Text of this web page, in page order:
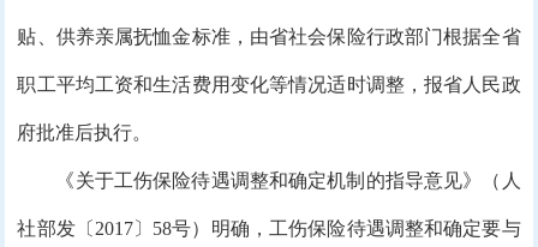
贴、供养亲属抚恤金标准，由省社会保险行政部门根据全省
职工平均工资和生活费用变化等情况适时调整，报省人民政
府批准后执行。
《关于工伤保险待遇调整和确定机制的指导意见》（人
社部发〔2017〕58号）明确，工伤保险待遇调整和确定要与